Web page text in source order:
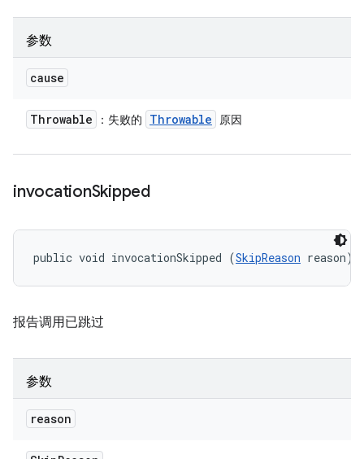
参数
cause
Throwable ：失败的 Throwable 原因
invocationSkipped
public void invocationSkipped (SkipReason reason)
报告调用已跳过
参数
reason